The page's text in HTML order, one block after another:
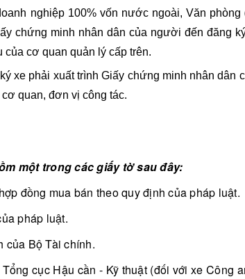
nghiệp 100% vốn nước ngoài, Văn
chứng minh nhân dân của người đến đăng
cơ quan quản lý cấp trên.
xe phải xuất trình Giấy chứng minh nhân dân
quan, đơn vị công tác.
một trong các giấy tờ sau đây:
đồng mua bán theo quy định của pháp luật.
pháp luật.
của Bộ Tài chính.
cục Hậu cần - Kỹ thuật (đối với xe Công